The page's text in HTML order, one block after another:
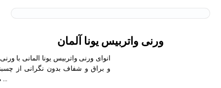
ورنی واتربیس یونا آلمان
انوای ورنی واتربیس یونا المانی با
و براق و شفاف بدون نگرانی از